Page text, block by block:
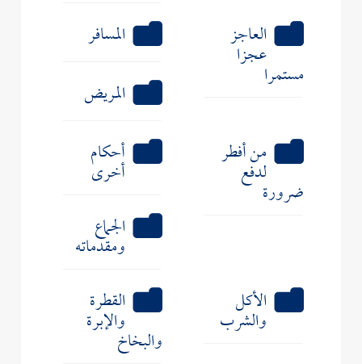
العاجز
عجزا
مستمرا
المسافر
المريض
من أفطر
لدفع
ضرورة
أحكام
أخرى
الجماع
ومقدماته
الأكل
والشرب
القطرة
والإبرة
والبخاخ